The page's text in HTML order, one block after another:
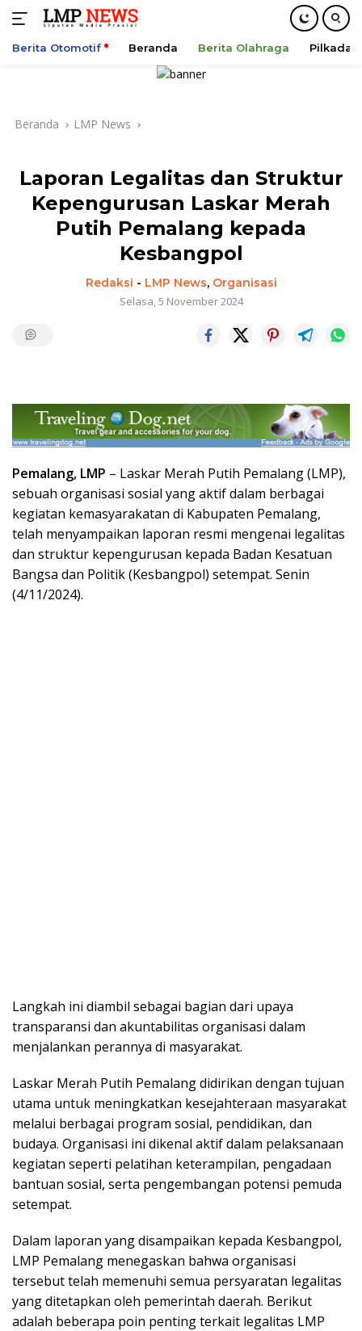
Berita Otomotif Beranda Berita Olahraga Pilkada
Beranda LMP News
Laporan Legalitas dan Struktur
Kepengurusan Laskar Merah
Putih Pemalang kepada
Kesbangpol
Redaksi - LMP News, Organisasi
Selasa, 5 November 2024
Pemalang, LMP – Laskar Merah Putih Pemalang (LMP),
sebuah organisasi sosial yang aktif dalam berbagai
kegiatan kemasyarakatan di Kabupaten Pemalang,
telah menyampaikan laporan resmi mengenai legalitas
dan struktur kepengurusan kepada Badan Kesatuan
Bangsa dan Politik (Kesbangpol) setempat. Senin
(4/11/2024).
Langkah ini diambil sebagai bagian dari upaya
transparansi dan akuntabilitas organisasi dalam
menjalankan perannya di masyarakat.
Laskar Merah Putih Pemalang didirikan dengan tujuan
utama untuk meningkatkan kesejahteraan masyarakat
melalui berbagai program sosial, pendidikan, dan
budaya. Organisasi ini dikenal aktif dalam pelaksanaan
kegiatan seperti pelatihan keterampilan, pengadaan
bantuan sosial, serta pengembangan potensi pemuda
setempat.
Dalam laporan yang disampaikan kepada Kesbangpol,
LMP Pemalang menegaskan bahwa organisasi
tersebut telah memenuhi semua persyaratan legalitas
yang ditetapkan oleh pemerintah daerah. Berikut
adalah beberapa poin penting terkait legalitas LMP